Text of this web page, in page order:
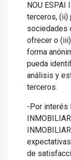
NOU ESPAI
terceros, (ii)
sociedades
ofrecer o
forma
pueda
análisis y
terceros.
-Por interés
de